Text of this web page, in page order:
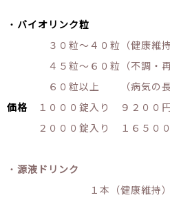
・ バイオリンク粒
３０粒～４０粒（健康維持
４５粒～６０粒（不調・再
６０粒以上 （病気の長期
価格
１０００錠入り ９２００円
２０００錠入り １６５００
・ 源液ドリンク
１本（健康維持）